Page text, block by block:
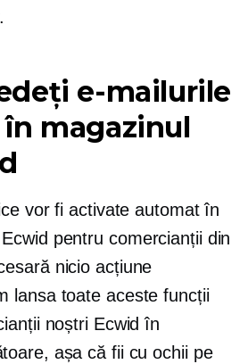
e-mailurile
magazinul
vor fi activate automat în
pentru comercianții din
nicio acțiune
lansa toate aceste funcții
noștri Ecwid în
așa că fii cu ochii pe